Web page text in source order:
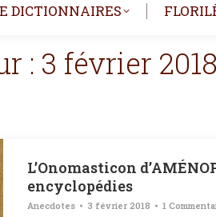
DICTIONNAIRES
: 3 février 2018
L’Onomasticon
encyclopédies
Anecdotes 3 février 2018 1